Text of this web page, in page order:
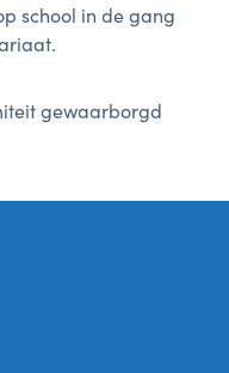
school in de gang
gewaarborgd